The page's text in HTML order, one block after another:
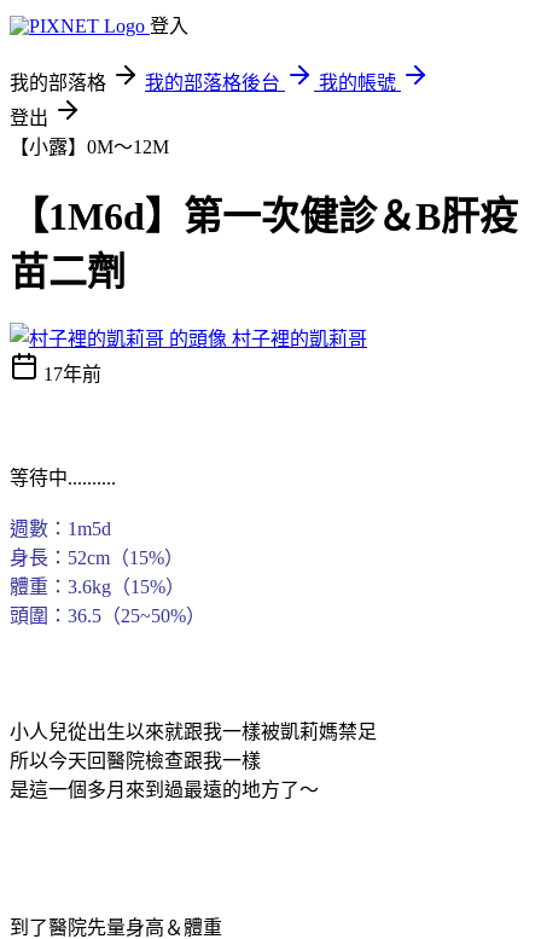
登入
我的部落格 我的部落格後台
我的帳號
登出
【小露】0M～12M
【1M6d】第一次健診＆B肝疫
苗二劑
村子裡的凱莉哥
17年前
等待中..........
週數：1m5d
身長：52cm（15%）
體重：3.6kg（15%）
頭圍：36.5（25~50%）
小人兒從出生以來就跟我一樣被凱莉媽禁足
所以今天回醫院檢查跟我一樣
是這一個多月來到過最遠的地方了～
到了醫院先量身高＆體重